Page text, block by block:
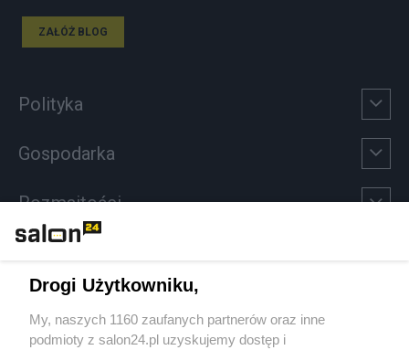
ZAŁÓŻ BLOG
Polityka
Gospodarka
Rozmaitości
Sport
Drogi Użytkowniku,
My, naszych 1160 zaufanych partnerów oraz inne
podmioty z salon24.pl uzyskujemy dostęp i